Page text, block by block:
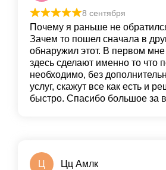
8 сентября
Почему я раньше не
Зачем то пошел сначала в
обнаружил этот. В первом
здесь сделают именно то что
необходимо, без
услуг, скажут все как есть и
быстро. Спасибо большое за
Ц Цц Амлк